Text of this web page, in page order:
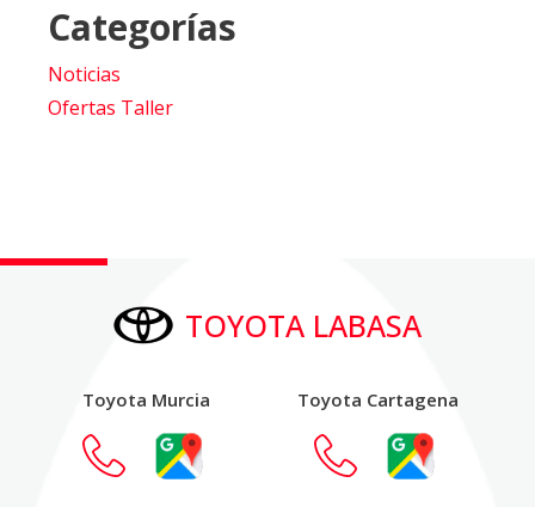
Categorías
Noticias
Ofertas Taller
TOYOTA LABASA
Toyota Murcia Toyota Cartagena